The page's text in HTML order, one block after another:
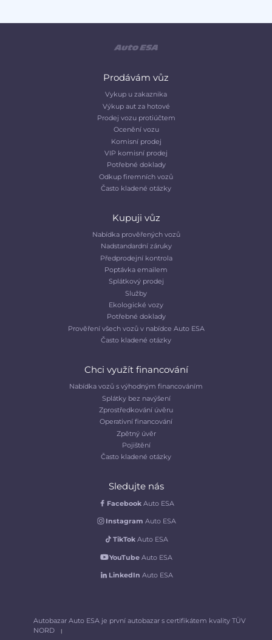
Prodávám vůz
Vykup u zakaznika
Výkup aut za hotové
Prodej vozu protiúčtem
Ocenění vozu
Komisní prodej
VIP komisní prodej
Potřebné doklady
Odkup firemních vozů
Často kladené otázky
Kupuji vůz
Nabídka prověřených vozů
Nadstandardní záruky
Předprodejní kontrola
Poptávka emailem
Splátkový prodej
Služby
Ekologické vozy
Potřebné doklady
Prověření všech vozů v nabídce Auto ESA
Často kladené otázky
Chci využít financování
Nabídka vozů s výhodným financováním
Splátky bez navýšení
Zprostředkování úvěru
Operativní financování
Zpětný úvěr
Pojištění
Často kladené otázky
Sledujte nás
Facebook Auto ESA
Instagram Auto ESA
TikTok Auto ESA
YouTubeAuto ESA
LinkedIn Auto ESA
Autobazar Auto ESA je první autobazar s certifikátem kvality TÜV
NORD